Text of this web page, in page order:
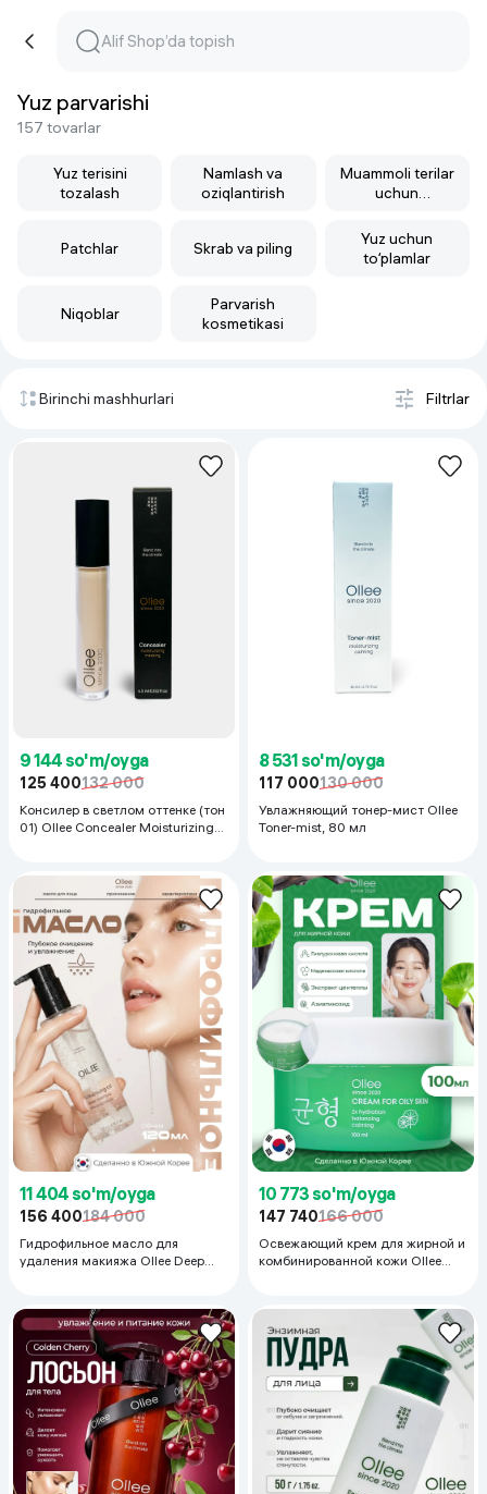
Yuz parvarishi
157 tovarlar
Yuz terisini
tozalash
Namlash va
oziqlantirish
Muammoli terilar
uchun
Patchlar
Skrab va piling
Yuz uchun
toʻplamlar
Niqoblar
Parvarish
kosmetikasi
Birinchi mashhurlari Filtrlar
9 144 so'm/oyga
125 400132 000
Консилер в светлом оттенке (тон
01) Ollee Concealer Moisturizing
8 531 so'm/oyga
117 000130 000
Увлажняющий тонер-мист Ollee
Toner-mist, 80 мл
11 404 so'm/oyga
156 400184 000
Гидрофильное масло для
удаления макияжа Ollee Deep
10 773 so'm/oyga
147 740166 000
Освежающий крем для жирной и
комбинированной кожи Ollee